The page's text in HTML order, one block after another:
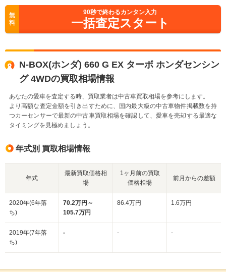
無
料
90秒で終わるカンタン入力
一括査定スタート
N-BOX(ホンダ) 660 G EX ターボ ホンダセンシン
グ 4WDの買取相場情報
あなたの愛車を査定する時、買取業者は中古車買取相場を参考にします。
より高額な査定金額を引き出すために、国内最大級の中古車物件掲載数を持
つカーセンサーで最新の中古車買取相場を確認して、愛車を売却する最適な
タイミングを見極めましょう。
年式別 買取相場情報
年式
最新買取価格相
場
1ヶ月前の買取
価格相場
前月からの差額
2020年(6年落
ち)
70.2万円～
105.7万円
86.4万円 1.6万円
2019年(7年落
ち)
- - -